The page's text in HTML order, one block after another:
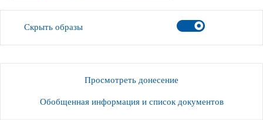
Скрыть образы
Просмотреть донесение
Обобщенная информация и список документов